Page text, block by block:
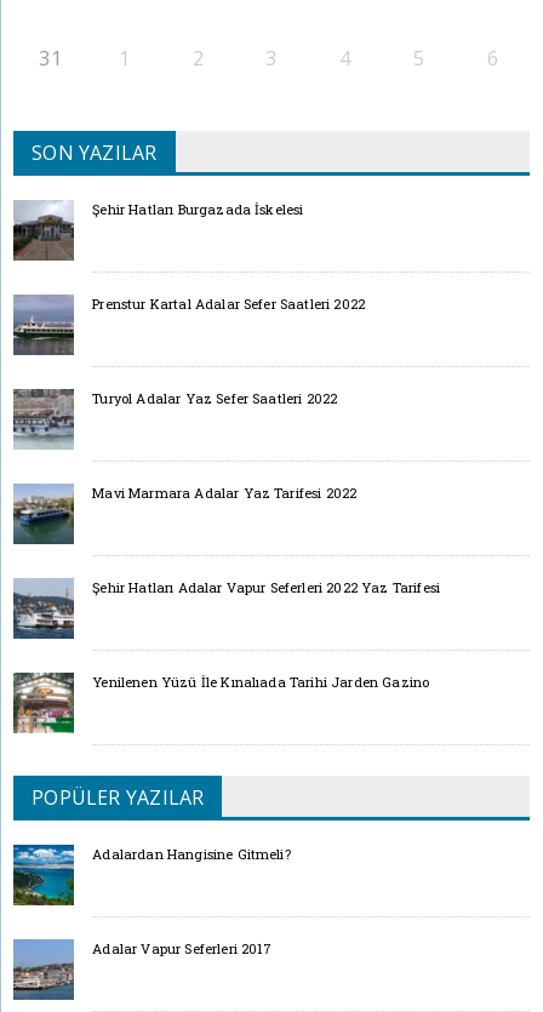
31 1 2 3 4 5 6
SON YAZILAR
Şehir Hatları Burgazada İskelesi
Prenstur Kartal Adalar Sefer Saatleri 2022
Turyol Adalar Yaz Sefer Saatleri 2022
Mavi Marmara Adalar Yaz Tarifesi 2022
Şehir Hatları Adalar Vapur Seferleri 2022 Yaz Tarifesi
Yenilenen Yüzü İle Kınalıada Tarihi Jarden Gazino
POPÜLER YAZILAR
Adalardan Hangisine Gitmeli?
Adalar Vapur Seferleri 2017